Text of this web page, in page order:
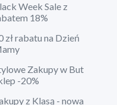
Week Sale z
18%
zł rabatu na Dzień
Zakupy w But
-20%
z Klasą - nowa